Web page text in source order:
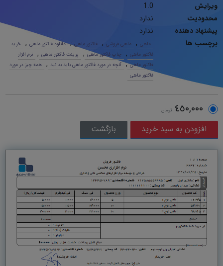
ویرایش
1.0
محدودیت
ندارد
پیشنهاد دهنده
ندارد
برچسب ها
ماهی , ماهی فروشی , فاکتور ماهی , دانلود فاکتور ماهی ,
خرید
فاکتور ماهی , چاپ فاکتور ماهی , پرینت فاکتور ماهی ,
نرم افزار
فاکتور ماهی , آنچه در مورد فاکتور ماهی باید بدانید ,
همه چیز در مورد
فاکتور ماهی
٤٥٠,٠٠٠ تومان
بازگشت